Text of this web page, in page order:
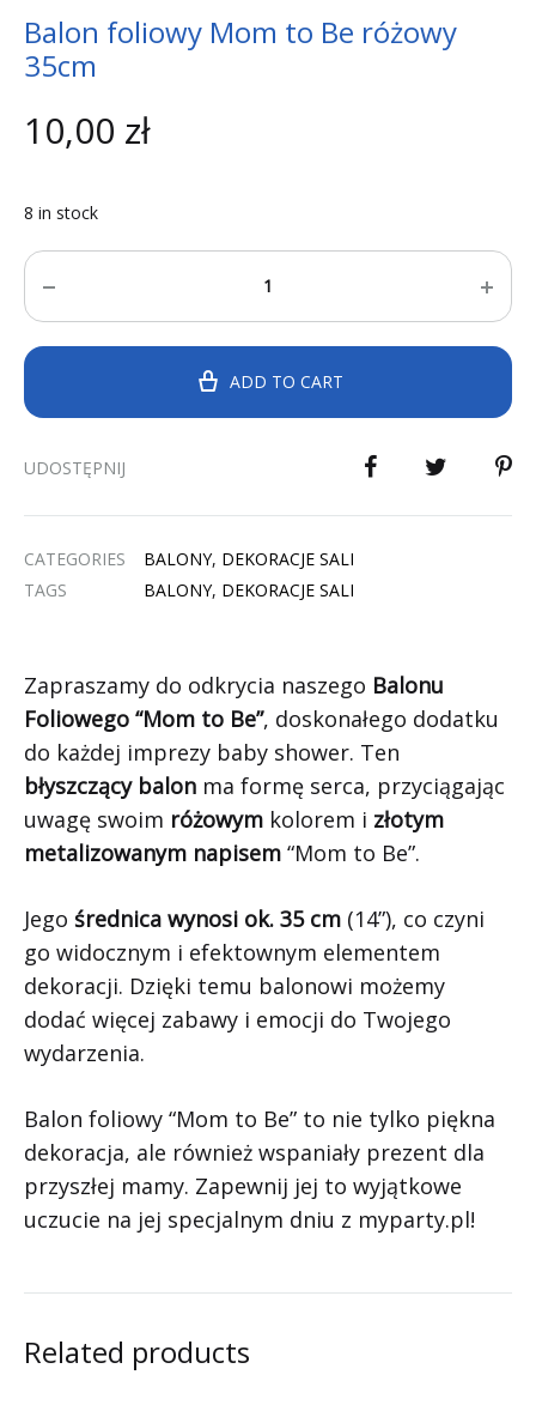
Balon foliowy Mom to Be różowy
35cm
10,00 zł
8 in stock
Quantity
ADD TO CART
UDOSTĘPNIJ
CATEGORIES BALONY, DEKORACJE SALI
TAGS
BALONY, DEKORACJE SALI
Zapraszamy do odkrycia naszego Balonu
Foliowego “Mom to Be”, doskonałego dodatku
do każdej imprezy baby shower. Ten
błyszczący balon ma formę serca, przyciągając
uwagę swoim różowym kolorem i złotym
metalizowanym napisem “Mom to Be”.
Jego średnica wynosi ok. 35 cm (14”), co czyni
go widocznym i efektownym elementem
dekoracji. Dzięki temu balonowi możemy
dodać więcej zabawy i emocji do Twojego
wydarzenia.
Balon foliowy “Mom to Be” to nie tylko piękna
dekoracja, ale również wspaniały prezent dla
przyszłej mamy. Zapewnij jej to wyjątkowe
uczucie na jej specjalnym dniu z myparty.pl!
Related products